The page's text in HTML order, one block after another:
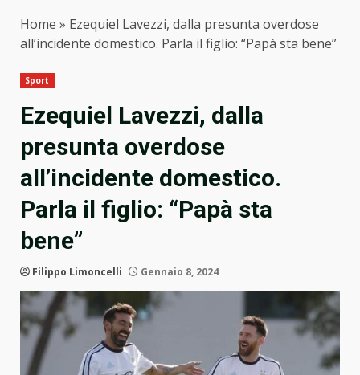
Home » Ezequiel Lavezzi, dalla presunta overdose
all’incidente domestico. Parla il figlio: “Papà sta bene”
Sport
Ezequiel Lavezzi, dalla
presunta overdose
all’incidente domestico.
Parla il figlio: “Papà sta
bene”
Filippo Limoncelli Gennaio 8, 2024